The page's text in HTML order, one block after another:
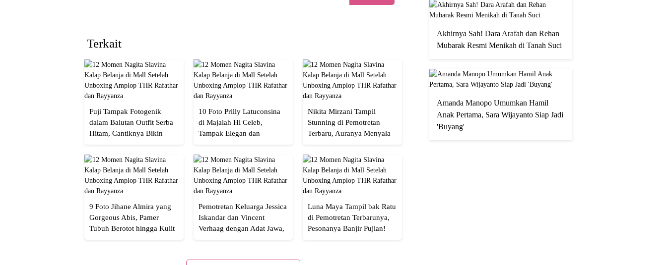
Terkait
Fuji Tampak Fotogenik
dalam Balutan Outfit Serba
Hitam, Cantiknya Bikin
10 Foto Prilly Latuconsina
di Majalah Hi Celeb,
Tampak Elegan dan
Nikita Mirzani Tampil
Stunning di Pemotretan
Terbaru, Auranya Menyala
9 Foto Jihane Almira yang
Gorgeous Abis, Pamer
Tubuh Berotot hingga Kulit
Pemotretan Keluarga Jessica
Iskandar dan Vincent
Verhaag dengan Adat Jawa,
Luna Maya Tampil bak Ratu
di Pemotretan Terbarunya,
Pesonanya Banjir Pujian!
Akhirnya Sah! Dara Arafah dan Rehan
Mubarak Resmi Menikah di Tanah Suci
Amanda Manopo Umumkan Hamil
Anak Pertama, Sara Wijayanto Siap Jadi
'Buyang'